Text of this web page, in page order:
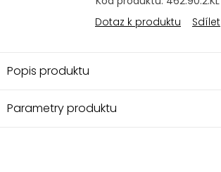
Dotaz k produktu
Sdílet
Popis produktu
Parametry produktu